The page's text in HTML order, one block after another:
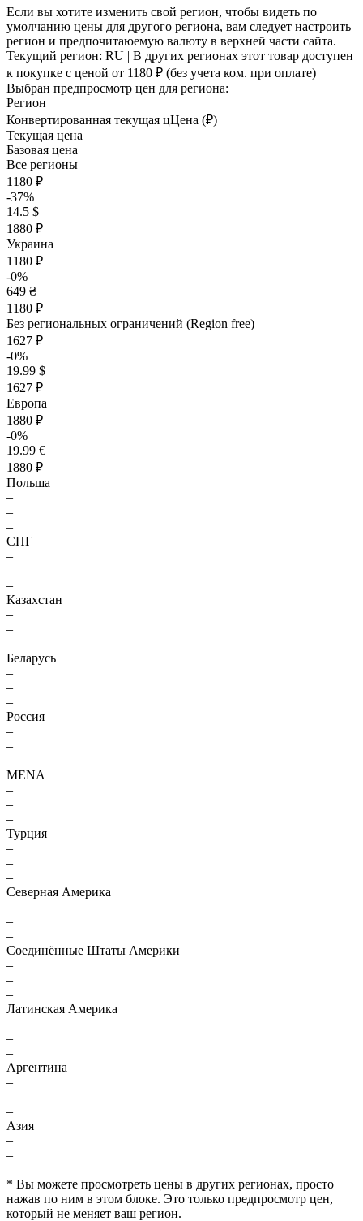
Если вы хотите изменить свой регион, чтобы видеть по
умолчанию цены для другого региона, вам следует настроить
регион и предпочитаюемую валюту в верхней части сайта.
Текущий регион: RU | В других регионах этот товар доступен
к покупке с ценой от 1180 ₽ (без учета ком. при оплате)
Выбран предпросмотр цен для региона:
Регион
Конвертированная текущая цЦена (₽)
Текущая цена
Базовая цена
Все регионы
1180 ₽
-37%
14.5 $
1880 ₽
Украина
1180 ₽
-0%
649 ₴
1180 ₽
Без региональных ограничений (Region free)
1627 ₽
-0%
19.99 $
1627 ₽
Европа
1880 ₽
-0%
19.99 €
1880 ₽
Польша
–
–
–
СНГ
–
–
–
Казахстан
–
–
–
Беларусь
–
–
–
Россия
–
–
–
MENA
–
–
–
Турция
–
–
–
Северная Америка
–
–
–
Соединённые Штаты Америки
–
–
–
Латинская Америка
–
–
–
Аргентина
–
–
–
Азия
–
–
–
* Вы можете просмотреть цены в других регионах, просто
нажав по ним в этом блоке. Это только предпросмотр цен,
который не меняет ваш регион.